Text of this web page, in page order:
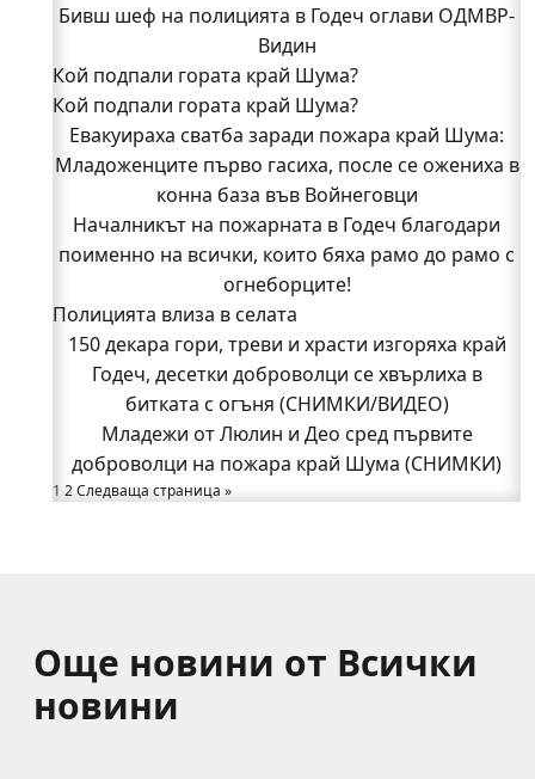
Бивш шеф на полицията в Годеч оглави ОДМВР-
Видин
Кой подпали гората край Шума?
Младежи от Люлин и Део сред първите
доброволци на пожара край Шума (СНИМКИ)
Началникът на пожарната в Годеч благодари
поименно на всички, които бяха рамо до рамо с
огнеборците!
150 декара гори, треви и храсти изгоряха край
Годеч, десетки доброволци се хвърлиха в
битката с огъня (СНИМКИ/ВИДЕО)
Полицията влиза в селата
Възможни са прекъсвания на тока утре в части
от община Годеч
Какво накара Яна и Станимир да изберат Годеч
пред живота в чужбина? (ВИДЕО)
Родов оброк събра поколения под старата круша
Кой подпали гората край Шума?
Евакуираха сватба заради пожара край Шума:
Младоженците първо гасиха, после се ожениха в
конна база във Войнеговци
Началникът на пожарната в Годеч благодари
поименно на всички, които бяха рамо до рамо с
огнеборците!
Полицията влиза в селата
150 декара гори, треви и храсти изгоряха край
Годеч, десетки доброволци се хвърлиха в
битката с огъня (СНИМКИ/ВИДЕО)
Младежи от Люлин и Део сред първите
доброволци на пожара край Шума (СНИМКИ)
1 2Следваща страница »
Още новини от Всички
новини